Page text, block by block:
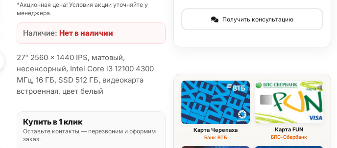
*Акционная цена! Условия акции уточняйте у
менеджера.
Наличие: Нет в наличии
27" 2560 x 1440 IPS, матовый,
несенсорный, Intel Core i3 12100 4300
МГц, 16 ГБ, SSD 512 ГБ, видеокарта
встроенная, цвет белый
Купить в 1 клик
Оставьте контакты — перезвоним и оформим
заказ.
Получить консультацию
Карта Черепаха
Банк ВТБ
Карта FUN
БПС-Сбербанк